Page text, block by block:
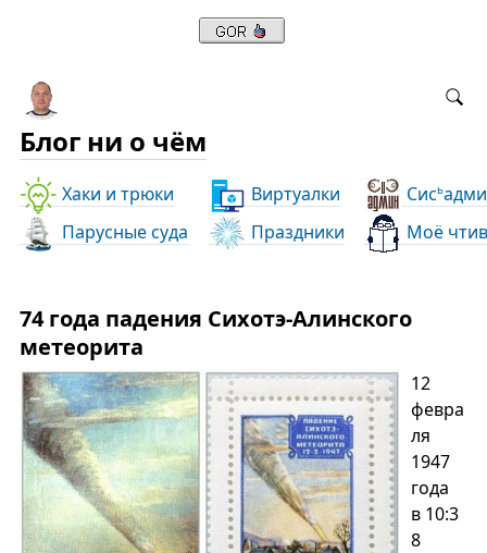
Блог ни о чём
Хаки и трюки Виртуалки Сись
Парусные суда
Праздники Моё
74 года падения Сихотэ-Алинского
метеорита
12
февра
ля
1947
года
в 10:3
8